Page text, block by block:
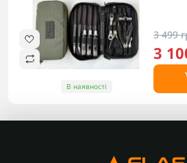
В наявності
3 499
3